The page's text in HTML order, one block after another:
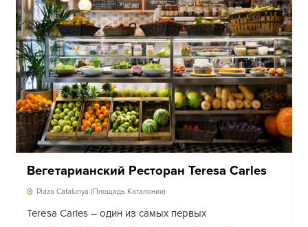
Вегетарианский Ресторан Teresa Carles
Plaza Catalunya (Площадь Каталонии)
Teresa Carles – один из самых первых